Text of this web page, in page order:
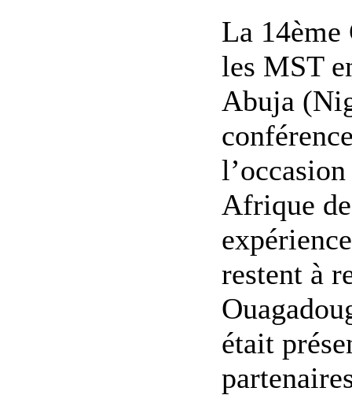
La 14ème
les MST
Abuja
Afrique
restent à
était